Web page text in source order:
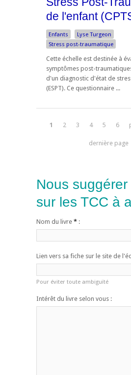
de l'enfant
Enfants
Lyse Turgeon
Stress post-traumatique
Cette échelle est destinée à
symptômes post-
d'un diagnostic d'état de
(ESPT). Ce questionnaire ...
1 2 3 4 5 6
dernière page
Nous
sur les TCC à
Nom du livre * :
Lien vers sa fiche sur le site de
Pour éviter toute ambiguïté
Intérêt du livre selon vous :